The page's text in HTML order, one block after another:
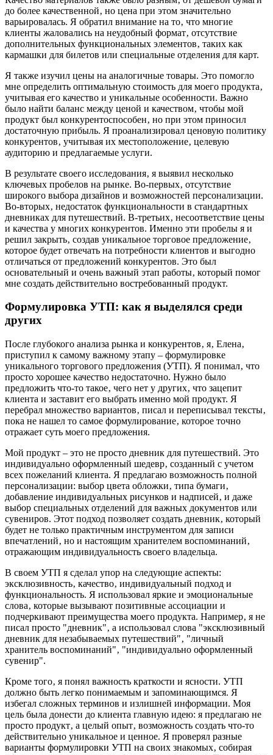
до более качественной‚ но цена при этом значительно
варьировалась. Я обратил внимание на то‚ что многие
клиенты жаловались на неудобный формат‚ отсутствие
дополнительных функциональных элементов‚ таких как
кармашки для билетов или специальные отделения для карт.
Я также изучил цены на аналогичные товары. Это помогло
мне определить оптимальную стоимость для моего продукта‚
учитывая его качество и уникальные особенности. Важно
было найти баланс между ценой и качеством‚ чтобы мой
продукт был конкурентоспособен‚ но при этом приносил
достаточную прибыль. Я проанализировал ценовую политику
конкурентов‚ учитывая их местоположение‚ целевую
аудиторию и предлагаемые услуги.
В результате своего исследования‚ я выявил несколько
ключевых пробелов на рынке. Во-первых‚ отсутствие
широкого выбора дизайнов и возможностей персонализации.
Во-вторых‚ недостаток функциональности в стандартных
дневниках для путешествий. В-третьих‚ несоответствие цены
и качества у многих конкурентов. Именно эти пробелы я и
решил закрыть‚ создав уникальное торговое предложение‚
которое будет отвечать на потребности клиентов и выгодно
отличаться от предложений конкурентов. Это был
основательный и очень важный этап работы‚ который помог
мне создать действительно востребованный продукт.
Формулировка УТП: как я выделялся среди
других
После глубокого анализа рынка и конкурентов‚ я‚ Елена‚
приступил к самому важному этапу – формулировке
уникального торгового предложения (УТП). Я понимал‚ что
просто хорошее качество недостаточно. Нужно было
предложить что-то такое‚ чего нет у других‚ что зацепит
клиента и заставит его выбрать именно мой продукт. Я
перебрал множество вариантов‚ писал и переписывал тексты‚
пока не нашел то самое формулирование‚ которое точно
отражает суть моего предложения.
Мой продукт – это не просто дневник для путешествий. Это
индивидуально оформленный шедевр‚ созданный с учетом
всех пожеланий клиента. Я предлагаю возможность полной
персонализации: выбор цвета обложки‚ типа бумаги‚
добавление индивидуальных рисунков и надписей‚ и даже
выбор специальных отделений для важных документов или
сувениров. Этот подход позволяет создать дневник‚ который
будет не только практичным инструментом для записи
впечатлений‚ но и настоящим хранителем воспоминаний‚
отражающим индивидуальность своего владельца.
В своем УТП я сделал упор на следующие аспекты:
эксклюзивность‚ качество‚ индивидуальный подход и
функциональность. Я использовал яркие и эмоциональные
слова‚ которые вызывают позитивные ассоциации и
подчеркивают преимущества моего продукта. Например‚ я не
писал просто "дневник"‚ а использовал слова "эксклюзивный
дневник для незабываемых путешествий"‚ "личный
хранитель воспоминаний"‚ "индивидуально оформленный
сувенир".
Кроме того‚ я понял важность краткости и ясности. УТП
должно быть легко понимаемым и запоминающимся. Я
избегал сложных терминов и излишней информации. Моя
цель была донести до клиента главную идею: я предлагаю не
просто продукт‚ а целый опыт‚ возможность создать что-то
действительно уникальное и ценное. Я проверял разные
варианты формулировки УТП на своих знакомых‚ собирая